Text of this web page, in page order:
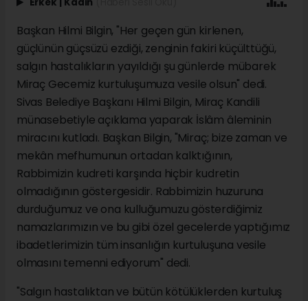
Başkan Hilmi Bilgin, "Her geçen gün kirlenen,
güçlünün güçsüzü ezdiği, zenginin fakiri küçülttüğü,
salgın hastalıkların yayıldığı şu günlerde mübarek
Miraç Gecemiz kurtuluşumuza vesile olsun" dedi.
Sivas Belediye Başkanı Hilmi Bilgin, Miraç Kandili
münasebetiyle açıklama yaparak İslâm âleminin
miracını kutladı. Başkan Bilgin, "Miraç; bize zaman ve
mekân mefhumunun ortadan kalktığının,
Rabbimizin kudreti karşında hiçbir kudretin
olmadığının göstergesidir. Rabbimizin huzuruna
durduğumuz ve ona kulluğumuzu gösterdiğimiz
namazlarımızın ve bu gibi özel gecelerde yaptığımız
ibadetlerimizin tüm insanlığın kurtuluşuna vesile
olmasını temenni ediyorum" dedi.
"Salgın hastalıktan ve bütün kötülüklerden kurtuluş